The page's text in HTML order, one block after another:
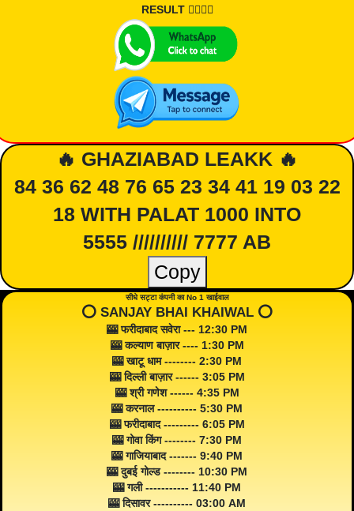
RESULT 👇🏾👇🏾
🔥 GHAZIABAD LEAKK 🔥
84 36 62 48 76 65 23 34 41 19 03 22
18 WITH PALAT 1000 INTO
5555 ////////// 7777 AB
Copy
सीधे सट्टा कंपनी का No 1 खाईवाल
⭕️ SANJAY BHAI KHAIWAL ⭕️
🎰 फरीदाबाद सवेरा --- 12:30 PM
🎰 कल्याण बाज़ार ---- 1:30 PM
🎰 खाटू धाम -------- 2:30 PM
🎰 दिल्ली बाज़ार ------ 3:05 PM
🎰 श्री गणेश ------ 4:35 PM
🎰 करनाल ---------- 5:30 PM
🎰 फरीदाबाद --------- 6:05 PM
🎰 गोवा किंग -------- 7:30 PM
🎰 गाजियाबाद ------- 9:40 PM
🎰 दुबई गोल्ड -------- 10:30 PM
🎰 गली ----------- 11:40 PM
🎰 दिसावर ---------- 03:00 AM